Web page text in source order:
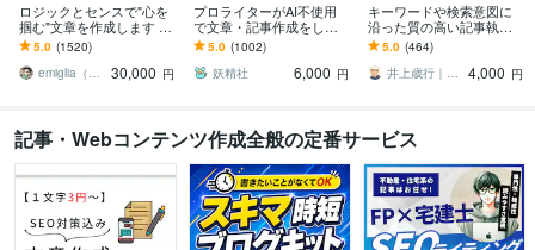
ロジックとセンスで"心を
掴む"文章を作成します あ
なたの「実現したい未
来」を叶えるための渾身
のライティング
5.0 (1520)
emiglia（エミリア）
30,000 円
プロライターがAI不使用
で文章・記事作成をしま
す ホームページ、アフィ
リエイト、ゲーム記事な
ども楽しく執筆中！
5.0 (1002)
妖精社
6,000 円
キーワードや検索意図に
沿った質の高い記事執筆
します ランキング1位獲得
済ライター、出版賞受賞
ライターが心をこめて
5.0 (464)
井上歳行｜SEO対策×Webライティング
4,000 円
記事・Webコンテンツ作成全般の定番サービス